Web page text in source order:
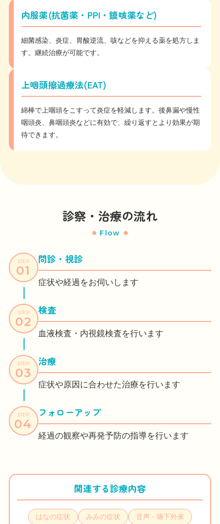
内服薬(抗菌薬・PPI・鎮咳薬など)
細菌感染、炎症、胃酸逆流、咳などを抑える薬を処方しま
す。継続治療が可能です。
上咽頭擦過療法(EAT)
綿棒で上咽頭をこすって炎症を軽減します。後鼻漏や慢性
咽頭炎、鼻咽頭炎などに有効で、繰り返すとより効果が期
待できます。
診察・治療の流れ
Flow
STEP 問診・視診
症状や経過をお伺いします
STEP 検査
血液検査・内視鏡検査を行います
STEP 治療
症状や原因に合わせた治療を行います
STEP フォローアップ
経過の観察や再発予防の指導を行います
関連する診療内容
はなの症状 みみの症状 音声・嚥下外来